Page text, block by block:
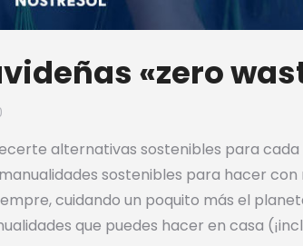
«zero
alternativas sostenibles para
sostenibles para hacer con
cuidando un poquito más el
que puedes hacer en casa